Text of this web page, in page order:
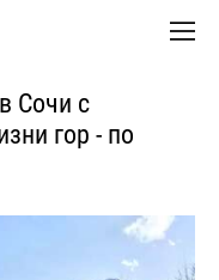
Сочи с
гор - по